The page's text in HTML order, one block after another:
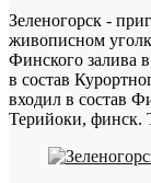
Зеленогорск -
живописном
Финского залива
в состав
входил в состав
Терийоки, финск.